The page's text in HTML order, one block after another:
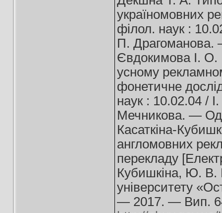
україномовних
філол. наук :
П. Драгоманова.
Євдокимова І. О.
усному
фонетичне
наук : 10.02.04 /
Мечникова. —
Касаткіна-
англомовних
перекладу
Кубишкіна, Ю. В.
університету
— 2017. — Вип.